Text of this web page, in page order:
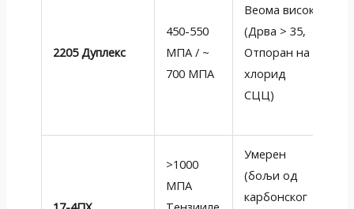
2205 Дуплекс
450-550
МПА / ~
700 МПА
Веома висок
(Дрва > 35,
Отпоран на
хлорид
СЦЦ)
>1000
МПА
Умерен
(бољи од
карбонског